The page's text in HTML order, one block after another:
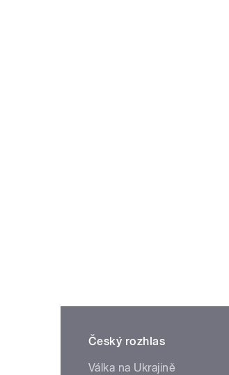
Český rozhlas
Válka na Ukrajině